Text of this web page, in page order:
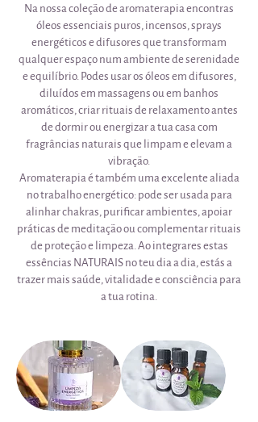
Na nossa coleção de aromaterapia encontras
óleos essenciais puros, incensos, sprays
energéticos e difusores que transformam
qualquer espaço num ambiente de serenidade
e equilíbrio. Podes usar os óleos em difusores,
diluídos em massagens ou em banhos
aromáticos, criar rituais de relaxamento antes
de dormir ou energizar a tua casa com
fragrâncias naturais que limpam e elevam a
vibração.
Aromaterapia é também uma excelente aliada
no trabalho energético: pode ser usada para
alinhar chakras, purificar ambientes, apoiar
práticas de meditação ou complementar rituais
de proteção e limpeza. Ao integrares estas
essências NATURAIS no teu dia a dia, estás a
trazer mais saúde, vitalidade e consciência para
a tua rotina.